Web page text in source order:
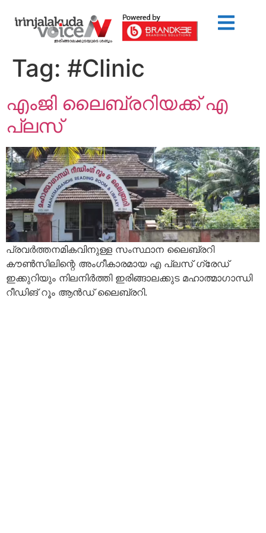
Tag: #Clinic
എംജി ലൈബ്രറിയക്ക് എ
പ്ലസ്
പ്രവർത്തനമികവിനുള്ള സംസ്ഥാന ലൈബ്രറി
കൗൺസിലിന്റെ അംഗീകാരമായ എ പ്ലസ് ഗ്രേഡ്
ഇക്കുറിയും നിലനിർത്തി ഇരിങ്ങാലക്കുട മഹാത്മാഗാന്ധി
റീഡിങ് റൂം ആൻഡ് ലൈബ്രറി.